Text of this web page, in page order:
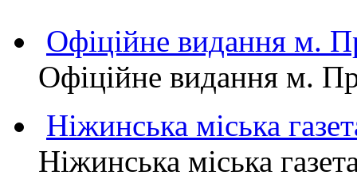
Офіційне видання
Офіційне видання м.
Ніжинська міська
Ніжинська міська